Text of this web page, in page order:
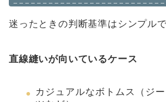
迷ったときの判断基準はシンプルで
直線縫いが向いているケース
カジュアルなボトムス（ジ